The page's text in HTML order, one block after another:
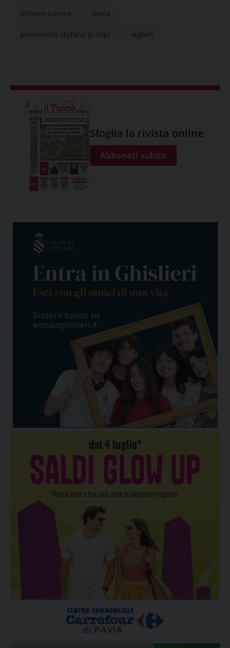
oltrepo pavese pavia
presidente stefano greppi vigneti
Sfoglia la rivista online
Abbonati subito